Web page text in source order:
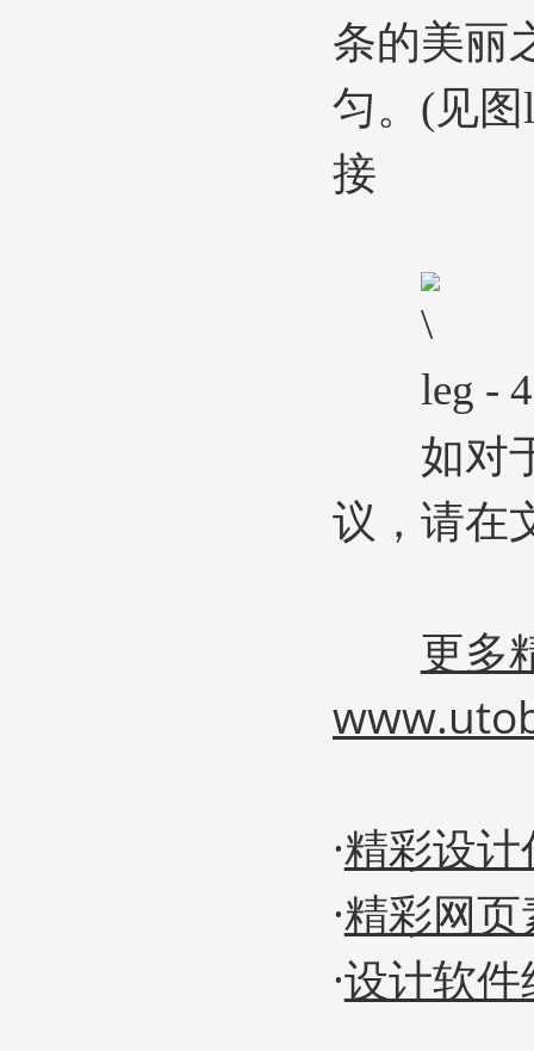
条的美丽
匀。(见图
接
leg - 4
如对
议，请在
更多
·精彩设
·精彩网页
·设计软